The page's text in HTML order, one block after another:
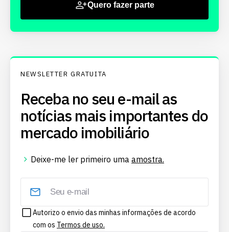
Quero fazer parte
NEWSLETTER GRATUITA
Receba no seu e-mail as
notícias mais importantes do
mercado imobiliário
Deixe-me ler primeiro uma amostra.
Autorizo o envio das minhas informações de acordo
com os Termos de uso.